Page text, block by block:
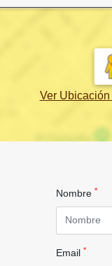
Ver Ubicación
Nombre *
Email *